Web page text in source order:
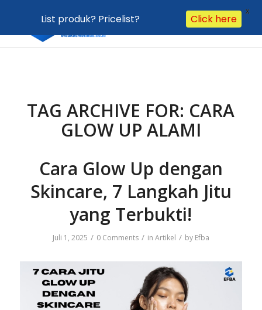
GLOW UP ALAMI
Cara Glow Up dengan
Skincare, 7 Langkah Jitu
yang Terbukti!
Juli 1, 2025 / 0 Comments inArtikel /
List produk? Pricelist? Click here
X